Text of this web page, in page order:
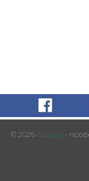
© 2026 Calutte -